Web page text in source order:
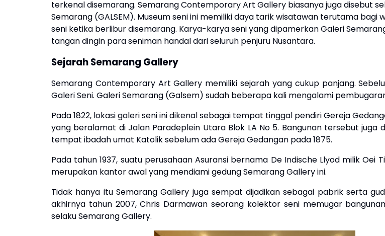
terkenal disemarang. Semarang Contemporary Art Gallery biasanya juga disebut
Semarang (GALSEM). Museum seni ini memiliki daya tarik wisatawan terutama bagi
seni ketika berlibur disemarang. Karya-karya seni yang dipamerkan Galeri
tangan dingin para seniman handal dari seluruh penjuru Nusantara.
Sejarah Semarang Gallery
Semarang Contemporary Art Gallery memiliki sejarah yang cukup panjang.
Galeri Seni. Galeri Semarang (Galsem) sudah beberapa kali mengalami
Pada 1822, lokasi galeri seni ini dikenal sebagai tempat tinggal pendiri Gereja
yang beralamat di Jalan Paradeplein Utara Blok LA No 5. Bangunan tersebut juga
tempat ibadah umat Katolik sebelum ada Gereja Gedangan pada 1875.
Pada tahun 1937, suatu perusahaan Asuransi bernama De Indische Llyod milik Oei
merupakan kantor awal yang mendiami gedung Semarang Gallery ini.
Tidak hanya itu Semarang Gallery juga sempat dijadikan sebagai pabrik serta
akhirnya tahun 2007, Chris Darmawan seorang kolektor seni memugar
selaku Semarang Gallery.